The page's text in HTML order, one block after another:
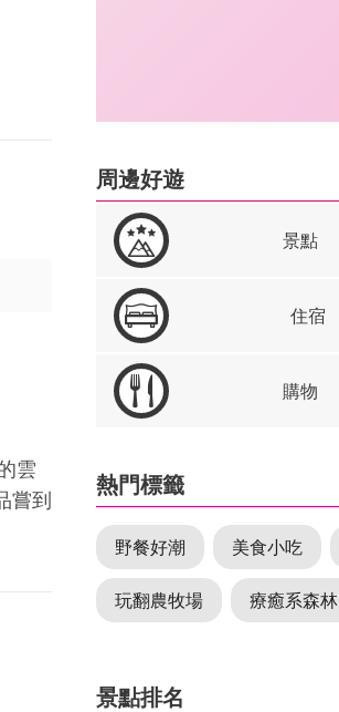
雲
嘗到
周邊好遊
景點
住宿
購物
熱門標籤
野餐好潮 美食小吃
玩翻農牧場 療癒系森林
景點排名